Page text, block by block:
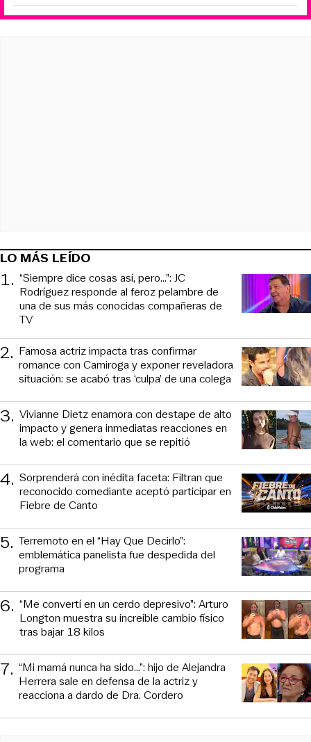
LO MÁS LEÍDO
1. “Siempre dice cosas así, pero...”: JC
Rodríguez responde al feroz pelambre de
una de sus más conocidas compañeras de
TV
2. Famosa actriz impacta tras confirmar
romance con Camiroga y exponer reveladora
situación: se acabó tras ‘culpa’ de una colega
3. Vivianne Dietz enamora con destape de alto
impacto y genera inmediatas reacciones en
la web: el comentario que se repitió
4. Sorprenderá con inédita faceta: Filtran que
reconocido comediante aceptó participar en
Fiebre de Canto
5. Terremoto en el “Hay Que Decirlo”:
emblemática panelista fue despedida del
programa
6. “Me convertí en un cerdo depresivo”: Arturo
Longton muestra su increíble cambio físico
tras bajar 18 kilos
7. “Mi mamá nunca ha sido...”: hijo de Alejandra
Herrera sale en defensa de la actriz y
reacciona a dardo de Dra. Cordero